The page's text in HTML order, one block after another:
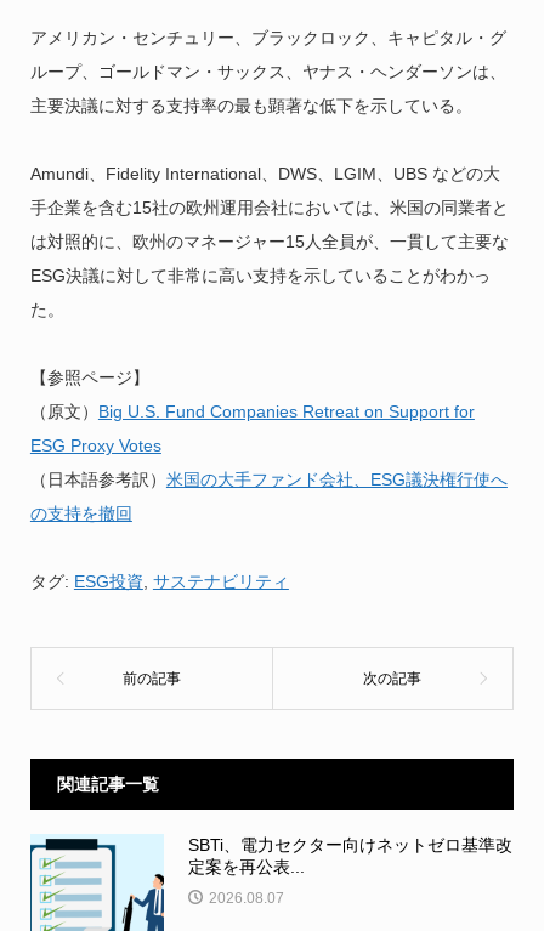
アメリカン・センチュリー、ブラックロック、キャピタル・グ
ループ、ゴールドマン・サックス、ヤナス・ヘンダーソンは、
主要決議に対する支持率の最も顕著な低下を示している。
Amundi、Fidelity International、DWS、LGIM、UBS などの大
手企業を含む15社の欧州運用会社においては、米国の同業者と
は対照的に、欧州のマネージャー15人全員が、一貫して主要な
ESG決議に対して非常に高い支持を示していることがわかっ
た。
【参照ページ】
（原文） Big U.S. Fund Companies Retreat on Support for
ESG Proxy Votes
（日本語参考訳） 米国の大手ファンド会社、ESG議決権行使へ
の支持を撤回
タグ: ESG投資, サステナビリティ
関連記事一覧
SBTi、電力セクター向けネットゼロ基準改
定案を再公表...
2026.08.07